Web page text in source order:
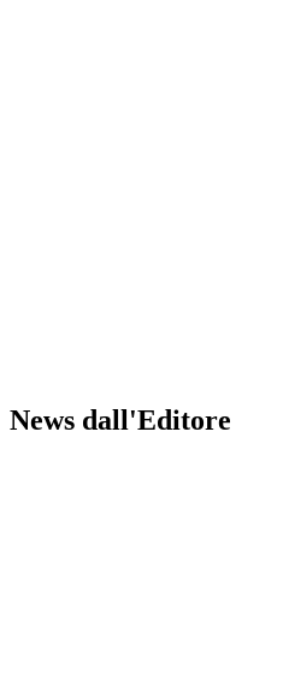
News dall'Editore